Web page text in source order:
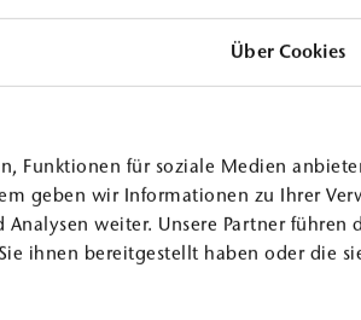
Über Cookies
Funktionen für soziale Medien
geben wir Informationen zu Ihrer
weiter. Unsere Partner führen
ihnen bereitgestellt haben oder die